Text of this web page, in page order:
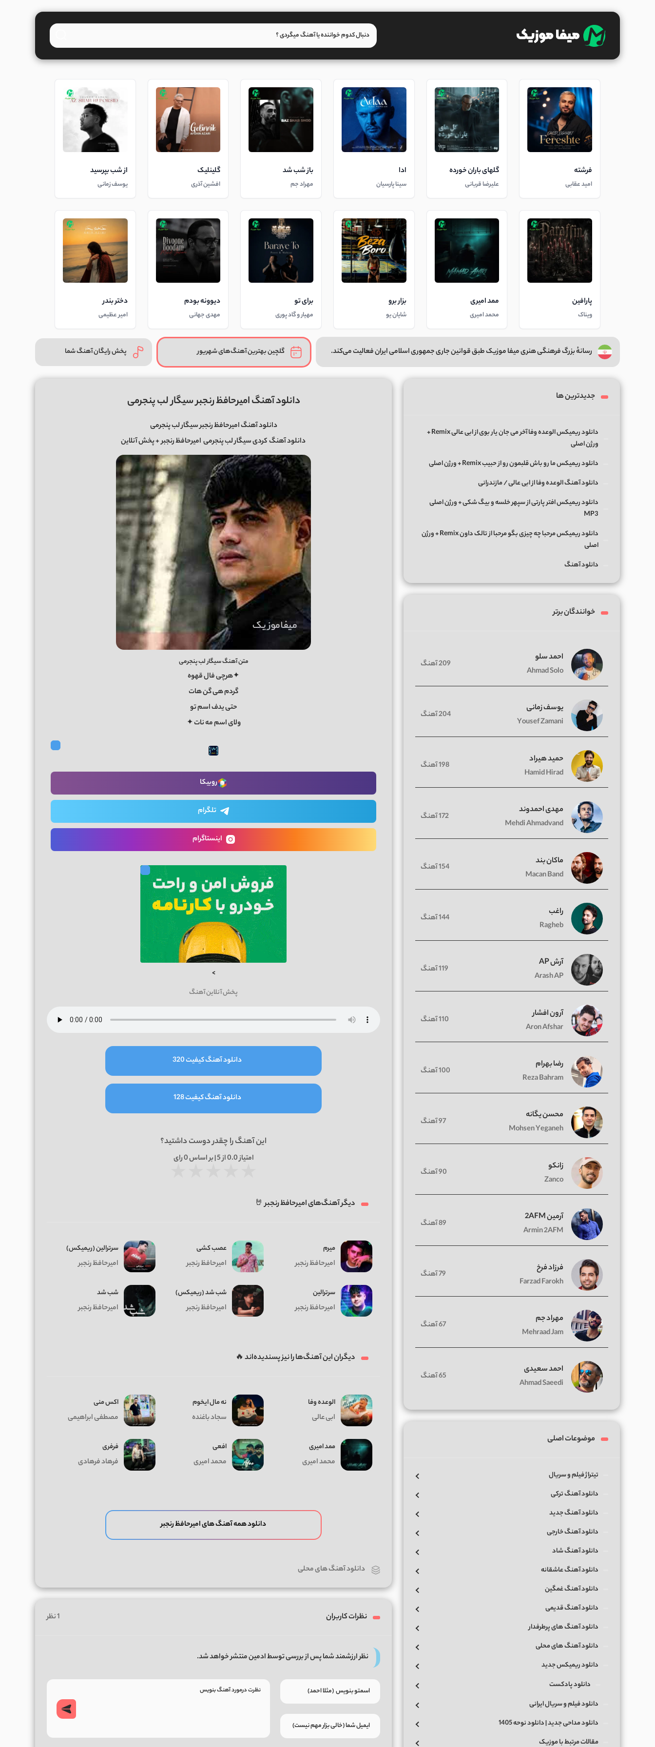
فرشته
امید عقابی
گلهای باران خورده
علیرضا قربانی
ادا
سینا پارسیان
باز شب شد
مهراد جم
گلینلیک
افشین آذری
از شب بپرسید
یوسف زمانی
پارافین
ویناک
ممد امیری
محمد امیری
بزار برو
شایان یو
برای تو
مهیار و گاد پوری
دیوونه بودم
مهدی جهانی
دختر بندر
امیر عظیمی
رسانهٔ بزرگ فرهنگی هنری میفا موزیک طبق قوانین جاری جمهوری اسلامی ایران فعالیت می‌کند. گلچین بهترین آهنگ‌های شهریور پخش رایگان آهنگ شما
دانلود آهنگ امیرحافظ رنجبر سیگار لب پنجرمی
دانلود آهنگ امیرحافظ رنجبر سیگار لب پنجرمی
دانلود آهنگکردی سیگار لب پنجرمی امیرحافظ رنجبر+ پخش آنلاین
متن آهنگ سیگار لب پنجرمی
✦هرچی فال قهوه
گردم هی گن هات
حتی یدف اسم تو
ولای اسم مه نات ✦
روبیکا
تلگرام
اینستاگرام
>
پخش آنلاین آهنگ
دانلود آهنگ کیفیت 320
دانلود آهنگ کیفیت 128
این آهنگ را چقدر دوست داشتید؟
امتیاز0.0از 5 | بر اساس 0رای
دیگر آهنگ‌های امیرحافظ رنجبر 🤘
میرم
امیرحافظ رنجبر
عصب کشی
امیرحافظ رنجبر
سرترالین (ریمیکس)
امیرحافظ رنجبر
سرترالین
امیرحافظ رنجبر
شب شد (ریمیکس)
امیرحافظ رنجبر
شب شد
امیرحافظ رنجبر
دیگران این آهنگ‌ها را نیز پسندیده‌اند 🔥
الوعده وفا
ابی عالی
ﻧﻪ ﻣﺎل اﻳﺨﻮم
سجاد باغنده
اکس منی
مصطفی ابراهیمی
ممد امیری
محمد امیری
افعی
محمد امیری
فرفری
فرهاد فرهادی
دانلود همه آهنگ های امیرحافظ رنجبر
دانلود آهنگ های محلی
نظرات کاربران 1 نظر
نظر ارزشمند شما پس از بررسی توسط ادمین منتشر خواهد شد.
جدیدترین ها
دانلود ریمیکس الوعده وفا آخر می جان یار بوی از ابی عالی Remix +
ورژن اصلی
دانلود ریمیکس ما رو باش قلبمون رو از حبیب Remix + ورژن اصلی
دانلود آهنگ الوعده وفا از ابی عالی / مازندرانی
دانلود ریمیکس افتر پارتی از سپهر خلسه و بیگ شکی + ورژن اصلی
MP3
دانلود ریمیکس ﻣﺮﺣﺒﺎ ﭼﻪ ﭼﻴﺰی ﺑﮕﻮ ﻣﺮﺣﺒﺎ از تالک داون Remix + ورژن
اصلی
دانلود آهنگ
خوانندگان برتر
احمد سلو
Ahmad Solo
209 آهنگ
یوسف زمانی
Yousef Zamani
204 آهنگ
حمید هیراد
Hamid Hirad
198 آهنگ
مهدی احمدوند
Mehdi Ahmadvand
172 آهنگ
ماکان بند
Macan Band
154 آهنگ
راغب
Ragheb
144 آهنگ
آرش AP
Arash AP
119 آهنگ
آرون افشار
Aron Afshar
110 آهنگ
رضا بهرام
Reza Bahram
100 آهنگ
محسن یگانه
Mohsen Yeganeh
97 آهنگ
زانکو
Zanco
90 آهنگ
آرمین 2AFM
Armin 2AFM
89 آهنگ
فرزاد فرخ
Farzad Farokh
79 آهنگ
مهراد جم
Mehraad Jam
67 آهنگ
احمد سعیدی
Ahmad Saeedi
65 آهنگ
موضوعات اصلی
تیتراژ فیلم و سریال
دانلود آهنگ ترکی
دانلود آهنگ جدید
دانلود آهنگ خارجی
دانلود آهنگ شاد
دانلود آهنگ عاشقانه
دانلود آهنگ غمگین
دانلود آهنگ قدیمی
دانلود آهنگ های پرطرفدار
دانلود آهنگ های محلی
دانلود ریمیکس جدید
دانلود پادکست
دانلود فیلم و سریال ایرانی
دانلود مداحی جدید | دانلود نوحه 1405
مقالات مرتبط با موزیک